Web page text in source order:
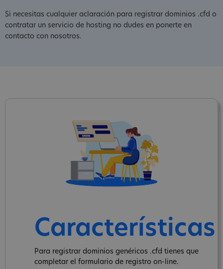
Si necesitas cualquier aclaración para registrar dominios .cfd o
contratar un servicio de hosting no dudes en ponerte en
contacto con nosotros.
Características
Para registrar dominios genéricos .cfd tienes que
completar el formulario de registro on-line.